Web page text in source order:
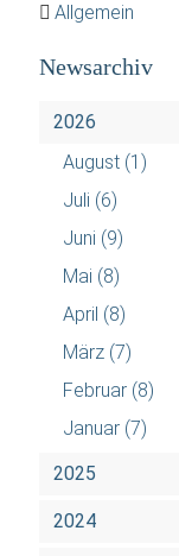
Allgemein
Newsarchiv
2026
August (1)
Juli (6)
Juni (9)
Mai (8)
April (8)
März (7)
Februar (8)
Januar (7)
2025
2024